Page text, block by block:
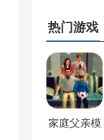
热门游戏
家庭父亲模